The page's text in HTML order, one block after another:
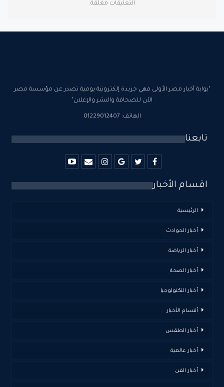
التعليقات مغلقة.
"بوابة أخبار مصر الأولى فهي جريدة إلكترونية يومية تصدر عن مؤسسة مصر
الآن للصحافة والنشر والإعلان"
الهاتف: 01229012407
تابعنا
اقسام الأخبار
الرئيسية
أخبار الحوادث
أخبار الرياضة
أخبار الصحة
أخبار التكنولوجيا
أقسام الأخبار
أخبار الطقس
أخبار عالمية
أخبار الفن